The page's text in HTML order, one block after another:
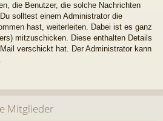
die Benutzer, die solche Nachrichten
solltest einem Administrator die
hast, weiterleiten. Dabei ist es ganz
mitzuschicken. Diese enthalten Details
verschickt hat. Der Administrator kann
Mitglieder